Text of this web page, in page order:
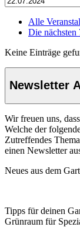
Alle
Die nächsten
Keine Einträge
Newsletter
Wir freuen uns,
Welche der
Zutreffendes
einen Newsletter
Neues aus dem
Tipps für deinen
Grünraum für